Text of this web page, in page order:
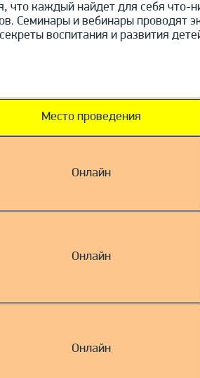
что каждый найдет для себя что-
Семинары и вебинары проводят
воспитания и развития
Место проведения
Онлайн
Онлайн
Онлайн